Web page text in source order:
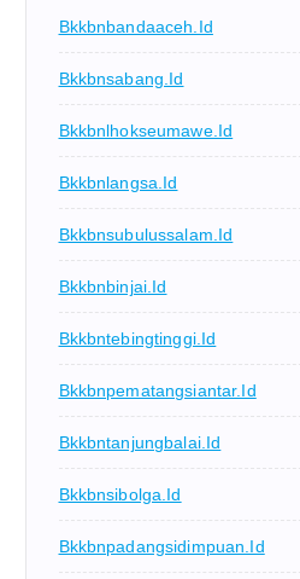
Bkkbnbandaaceh.id
Bkkbnsabang.id
Bkkbnlhokseumawe.id
Bkkbnlangsa.id
Bkkbnsubulussalam.id
Bkkbnbinjai.id
Bkkbntebingtinggi.id
Bkkbnpematangsiantar.id
Bkkbntanjungbalai.id
Bkkbnsibolga.id
Bkkbnpadangsidimpuan.id